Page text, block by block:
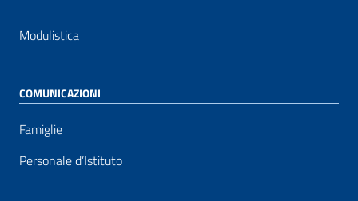
Modulistica
COMUNICAZIONI
Famiglie
Personale d’Istituto